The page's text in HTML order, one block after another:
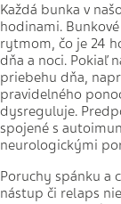
Každá bunka v
hodinami.
rytmom, čo je 24
dňa a noci. Pokiaľ
priebehu dňa,
pravidelného
dysreguluje.
spojené s
neurologickými
Poruchy spánku a
nástup či relaps